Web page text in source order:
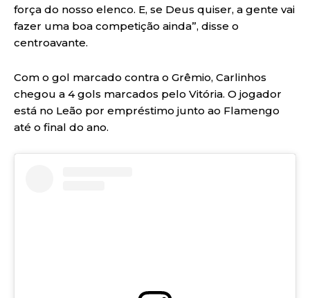
força do nosso elenco. E, se Deus quiser, a gente vai
fazer uma boa competição ainda”, disse o
centroavante.
Com o gol marcado contra o Grêmio, Carlinhos
chegou a 4 gols marcados pelo Vitória. O jogador
está no Leão por empréstimo junto ao Flamengo
até o final do ano.